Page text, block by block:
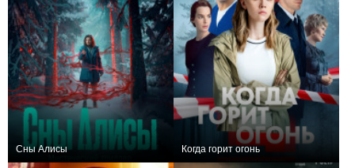
Сны Алисы Когда горит огонь